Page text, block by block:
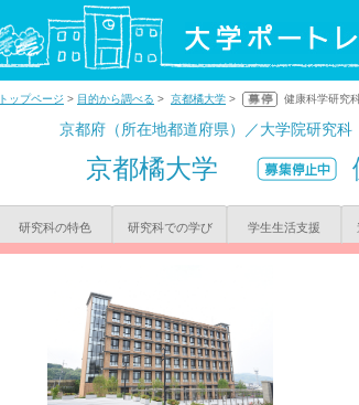
トップページ > 目的から調べる > 京都橘大学 > 健康科学研究科
京都府（所在地都道府県）／大学院研究科
京都橘大学
研究科の特色 研究科での学び 学生生活支援